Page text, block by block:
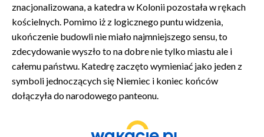
znacjonalizowana, a katedra w Kolonii pozostała w rękach
kościelnych. Pomimo iż z logicznego puntu widzenia,
ukończenie budowli nie miało najmniejszego sensu, to
zdecydowanie wyszło to na dobre nie tylko miastu ale i
całemu państwu. Katedrę zaczęto wymieniać jako jeden z
symboli jednoczących się Niemiec i koniec końców
dołączyła do narodowego panteonu.